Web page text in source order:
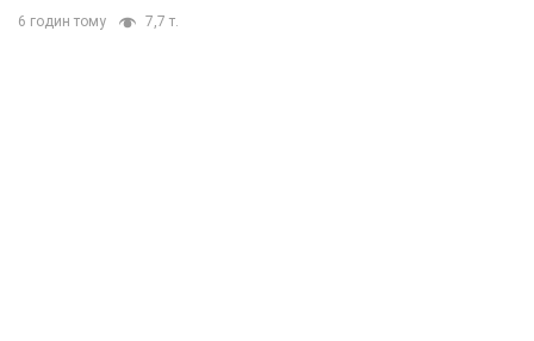
6 годин тому 7,7 т.